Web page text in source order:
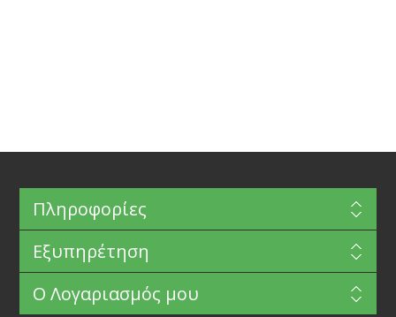
Πληροφορίες
Εξυπηρέτηση
Ο Λογαριασμός μου